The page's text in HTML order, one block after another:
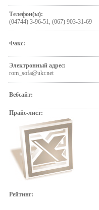
Телефон(ы):
(04744) 3-96-51, (067) 903-31-69
Факс:
Электронный адрес:
rom_sofa@ukr.net
Вебсайт:
Прайс-лист:
Рейтинг: